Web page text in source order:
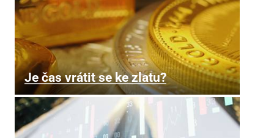
Je čas vrátit se ke zlatu?